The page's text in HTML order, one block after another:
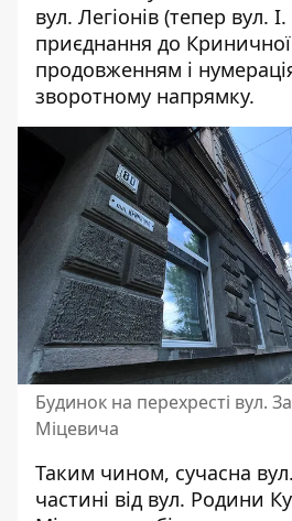
вул. Легіонів (тепер вул.
приєднання до Криничної
продовженням і
зворотному напрямку.
Будинок на перехресті вул.
Міцевича
Таким чином, сучасна
частині від вул. Родини